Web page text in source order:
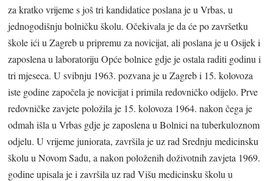
za kratko vrijeme s još tri kandidatice poslana je u Vrbas, u
jednogodišnju bolničku školu. Očekivala je da će po završetku
škole ići u Zagreb u pripremu za novicijat, ali poslana je u Osijek i
zaposlena u laboratoriju Opće bolnice gdje je ostala raditi godinu i
tri mjeseca. U svibnju 1963. pozvana je u Zagreb i 15. kolovoza
iste godine započela je novicijat i primila redovničko odijelo. Prve
redovničke zavjete položila je 15. kolovoza 1964. nakon čega je
odmah išla u Vrbas gdje je zaposlena u Bolnici na tuberkuloznom
odjelu. U vrijeme juniorata, završila je uz rad Srednju medicinsku
školu u Novom Sadu, a nakon položenih doživotnih zavjeta 1969.
godine upisala je i završila uz rad Višu medicinsku školu u